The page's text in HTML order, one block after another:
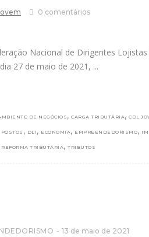
0 comentários
Nacional de Dirigentes
27 de maio de 2021,
DE NEGÓCIOS , CARGA TRIBUTÁRIA, CDL
, DLI , ECONOMIA, EMPREENDEDORISMO,
REFORMA TRIBUTÁRIA, TRIBUTOS
13 de maio de 2021